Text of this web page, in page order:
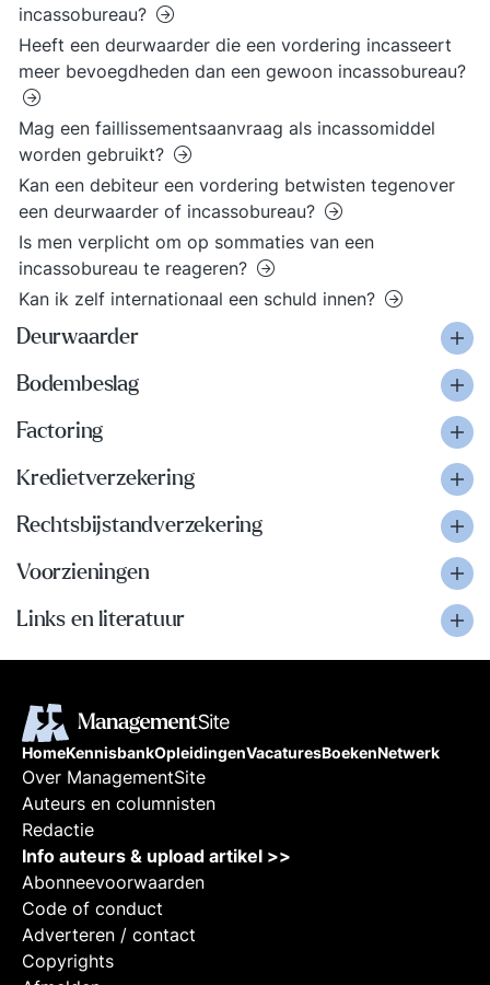
incassobureau?
Heeft een deurwaarder die een vordering incasseert
meer bevoegdheden dan een gewoon incassobureau?
Mag een faillissementsaanvraag als incassomiddel
worden gebruikt?
Kan een debiteur een vordering betwisten tegenover
een deurwaarder of incassobureau?
Is men verplicht om op sommaties van een
incassobureau te reageren?
Kan ik zelf internationaal een schuld innen?
Deurwaarder
Bodembeslag
Factoring
Kredietverzekering
Rechtsbijstandverzekering
Voorzieningen
Links en literatuur
HomeKennisbankOpleidingenVacaturesBoekenNetwerk
Over ManagementSite
Auteurs en columnisten
Redactie
Info auteurs & upload artikel >>
Abonneevoorwaarden
Code of conduct
Adverteren / contact
Copyrights